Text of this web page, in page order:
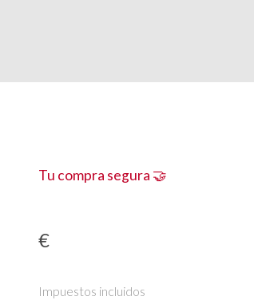
Tu compra segura 🤝
€
Impuestos incluidos